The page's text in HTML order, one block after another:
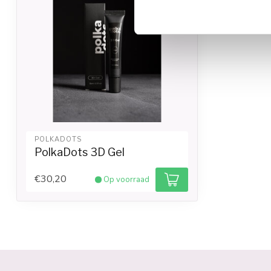
POLKADOTS
PolkaDots 3D Gel
€30,20 Op voorraad